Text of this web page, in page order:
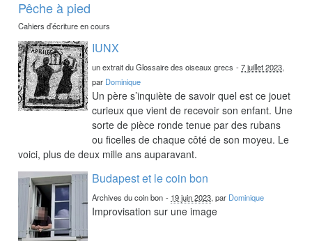
Pêche à pied
Cahiers d’écriture en cours
IUNX
un extrait du Glossaire des oiseaux grecs -7 juillet 2023,
par Dominique
Un père s’inquiète de savoir quel est ce jouet
curieux que vient de recevoir son enfant. Une
sorte de pièce ronde tenue par des rubans
ou ficelles de chaque côté de son moyeu. Le
voici, plus de deux mille ans auparavant.
Budapest et le coin bon
Archives du coin bon - 19 juin 2023, par Dominique
Improvisation sur une image